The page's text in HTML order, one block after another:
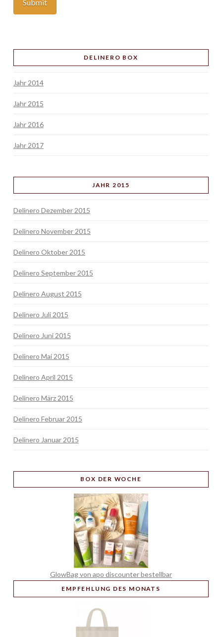
DELINERO BOX
Jahr 2014
Jahr 2015
Jahr 2016
Jahr 2017
JAHR 2015
Delinero Dezember 2015
Delinero November 2015
Delinero Oktober 2015
Delinero September 2015
Delinero August 2015
Delinero Juli 2015
Delinero Juni 2015
Delinero Mai 2015
Delinero April 2015
Delinero März 2015
Delinero Februar 2015
Delinero Januar 2015
BOX DER WOCHE
GlowBag von apo discounter bestellbar
EMPFEHLUNG DES MONATS